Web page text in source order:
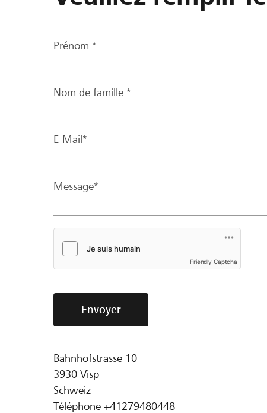
Prénom *
Nom de famille *
E-Mail*
Message*
Friendly Captcha
Envoyer
Bahnhofstrasse 10
3930 Visp
Schweiz
Téléphone +41279480448